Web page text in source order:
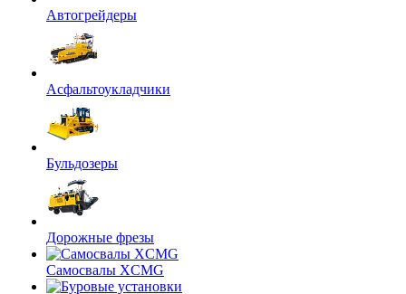
Автогрейдеры
Асфальтоукладчики
Бульдозеры
Дорожные фрезы
Самосвалы XCMG